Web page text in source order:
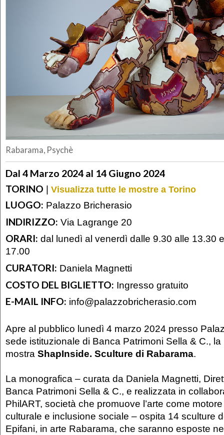
Rabarama, Psychè
Dal 4 Marzo 2024 al 14 Giugno 2024
TORINO | Visualizza tutte le mostre a Torino
LUOGO: Palazzo Bricherasio
INDIRIZZO: Via Lagrange 20
ORARI: dal lunedì al venerdì dalle 9.30 alle 13.30
17.00
CURATORI: Daniela Magnetti
COSTO DEL BIGLIETTO: Ingresso gratuito
E-MAIL INFO: info@palazzobricherasio.com
Apre al pubblico lunedì 4 marzo 2024 presso
sede istituzionale di Banca Patrimoni Sella & C., la
mostra ShapInside. Sculture di Rabarama.
La monografica – curata da Daniela Magnetti,
Banca Patrimoni Sella & C., e realizzata in
PhilART, società che promuove l’arte come
culturale e inclusione sociale – ospita 14 sculture
Epifani, in arte Rabarama, che saranno esposte